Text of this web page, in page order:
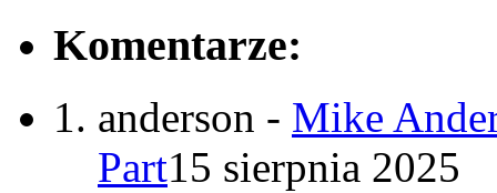
Komentarze:
anderson - Mike
Part15 sierpnia 2025